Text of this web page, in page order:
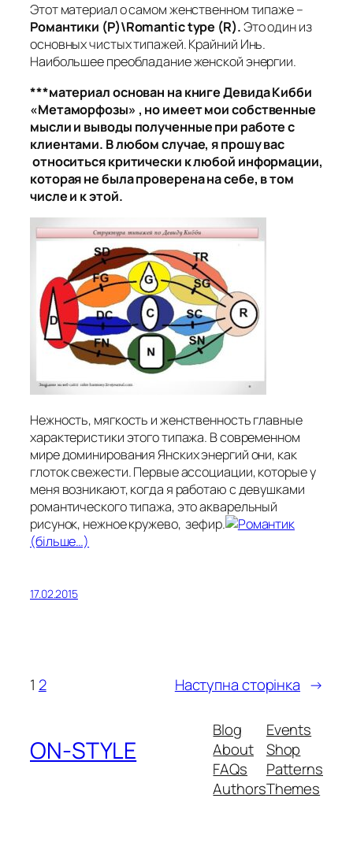
Этот материал о самом женственном типаже –
Романтики (Р)\Romantic type (R).Это один из
основных чистых типажей. Крайний Инь.
Наибольшее преобладание женской энергии.
***материал основан на книге Девида Кибби
«Метаморфозы» , но имеет мои собственные
мысли и выводы полученные при работе с
клиентами. В любом случае, я прошу вас
относиться критически к любой информации,
которая не была проверена на себе, в том
числе и к этой.
Нежность, мягкость и женственность главные
характеристики этого типажа. В современном
мире доминирования Янских энергий они, как
глоток свежести. Первые ассоциации, которые у
меня возникают, когда я работаю с девушками
романтического типажа, это акварельный
рисунок, нежное кружево, зефир.
(більше…)
17.02.2015
1 2 Наступна сторінка →
ON-STYLE
Blog
About
FAQs
Authors
Events
Shop
Patterns
Themes